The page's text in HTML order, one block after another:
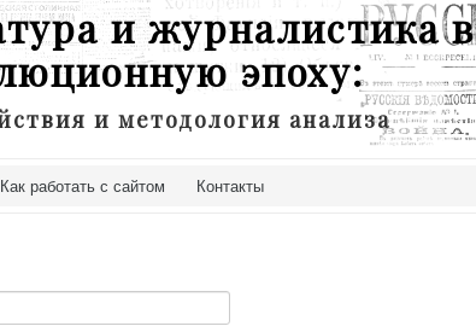
и журналистика в
эпоху:
и методология анализа
Как работать с сайтом Контакты